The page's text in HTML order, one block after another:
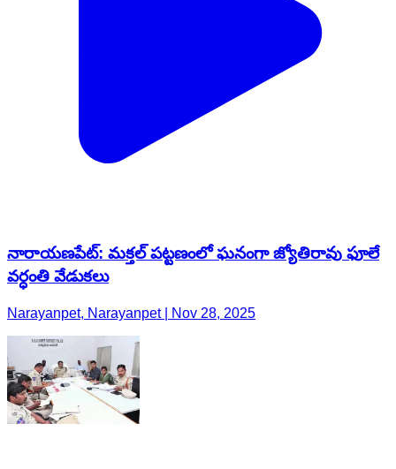
నారాయణపేట్: మక్తల్ పట్టణంలో ఘనంగా జ్యోతిరావు ఫూలే
వర్ధంతి వేడుకలు
Narayanpet, Narayanpet | Nov 28, 2025